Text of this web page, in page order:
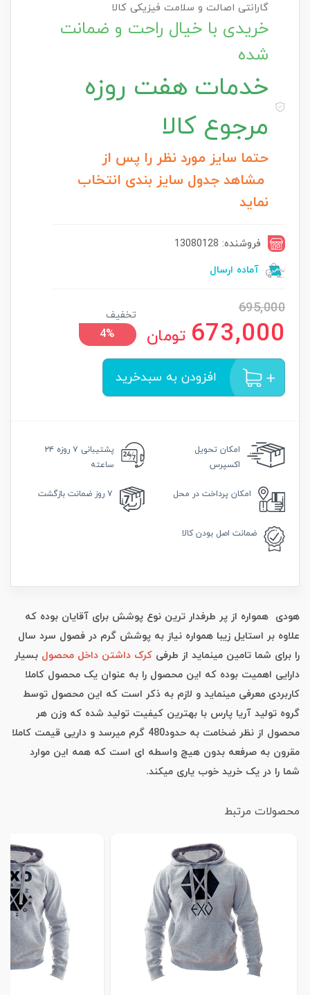
گارانتی اصالت و سلامت فیزیکی کالا
خریدی با خیال راحت و ضمانت
شده
خدمات هفت روزه
مرجوع کالا
حتما سایز مورد نظر را پس از
مشاهد جدول سایز بندی انتخاب
نماید
فروشنده: 13080128
آماده ارسال
695,000
673,000 تومان
تخفیف
4%
افزودن به سبدخرید
امکان تحویل
اکسپرس
پشتیبانی
۷ روزه ۲۴
ساعته
امکان پرداخت در محل ۷ روز ضمانت بازگشت
ضمانت اصل بودن کالا
هودی همواره از پر طرفدار ترین نوع پوشش برای آقایان بوده که
علاوه بر استایل زیبا همواره نیاز به پوشش گرم در فصول سرد سال
را برای شما تامین مینماید از طرفی کرک داشتن داخل محصول بسیار
دارایی اهمیت بوده که این محصول را به عنوان یک محصول کاملا
کاربردی معرفی مینماید و لازم به ذکر است که این محصول توسط
گروه تولید آریا پارس با بهترین کیفیت تولید شده که وزن هر
محصول از نظر ضخامت به حدود480 گرم میرسد و داریی قیمت کاملا
مقرون به صرفعه بدون هیچ واسطه ای است که همه این موارد
شما را در یک خرید خوب یاری میکند.
محصولات مرتبط